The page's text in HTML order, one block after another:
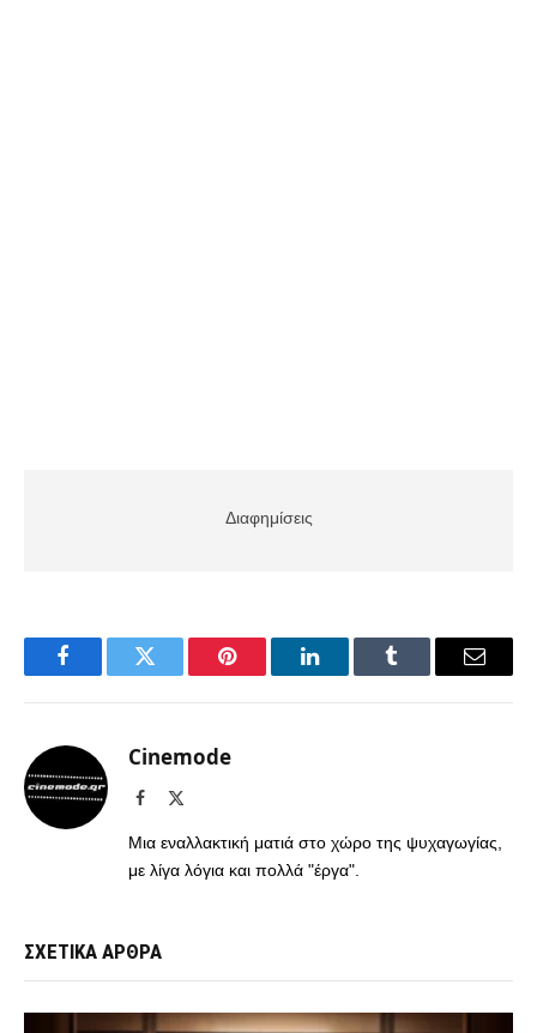
Διαφημίσεις
FacebookTwitter Pinterest LinkedInTumblr Email
Cinemode
Facebook
Μια εναλλακτική ματιά στο χώρο της ψυχαγωγίας,
με λίγα λόγια και πολλά "έργα".
ΣΧΕΤΙΚΑ ΑΡΘΡΑ